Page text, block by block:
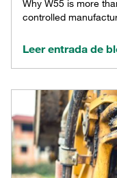
Why W55 is more
controlled
Leer entrada de